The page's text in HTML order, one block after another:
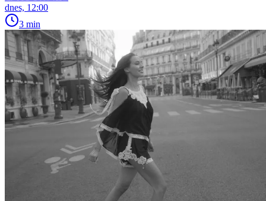
dnes, 12:00
3 min